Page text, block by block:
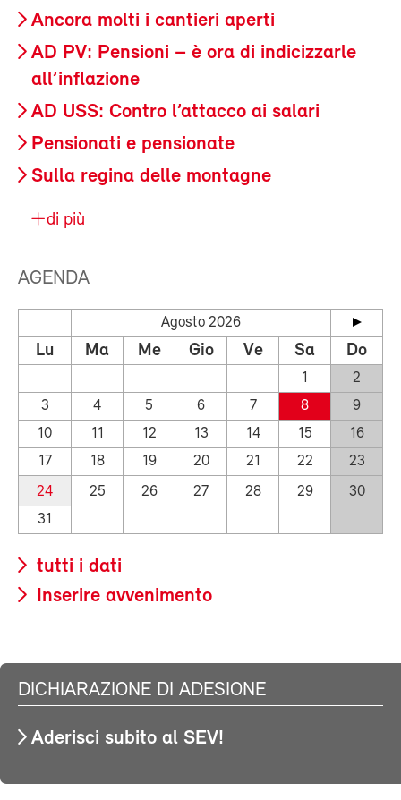
Ancora molti i cantieri aperti
AD PV: Pensioni – è ora di indicizzarle
all’inflazione
AD USS: Contro l’attacco ai salari
Pensionati e pensionate
Sulla regina delle montagne
di più
AGENDA
Agosto 2026
Lu Ma Me Gio Ve Sa Do
1
2
3
4 5 6 7 8
9
10
11 12 13 14 15
16
17
18 19 20 21 22
23
24
25 26 27 28 29
30
31
tutti i dati
Inserire avvenimento
DICHIARAZIONE DI ADESIONE
Aderisci subito al SEV!